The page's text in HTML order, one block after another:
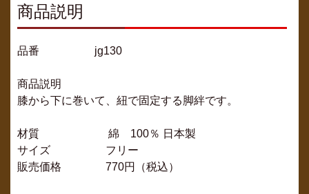
商品説明
品番 jg130
商品説明
膝から下に巻いて、紐で固定する脚絆です。
材質 綿 100％ 日本製
サイズ フリー
販売価格 770円（税込）